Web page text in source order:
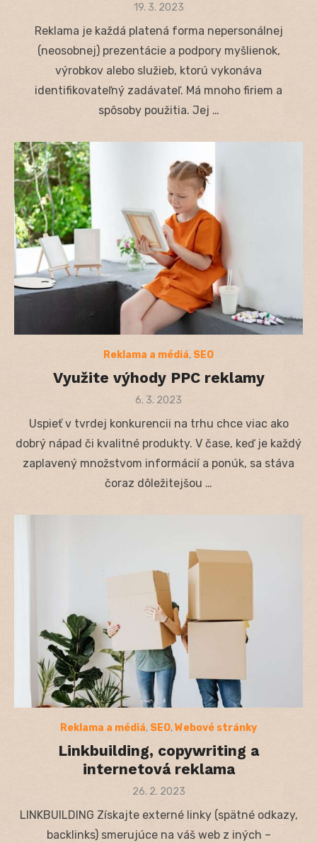
Posted
19. 3. 2023
Reklama je každá platená forma nepersonálnej
(neosobnej) prezentácie a podpory myšlienok,
výrobkov alebo služieb, ktorú vykonáva
identifikovateľný zadávateľ. Má mnoho firiem a
spôsoby použitia. Jej …
Reklama a médiá, SEO
Využite výhody PPC reklamy
Posted
6. 3. 2023
Uspieť v tvrdej konkurencii na trhu chce viac ako
dobrý nápad či kvalitné produkty. V čase, keď je každý
zaplavený množstvom informácií a ponúk, sa stáva
čoraz dôležitejšou …
Reklama a médiá, SEO,Webové stránky
Linkbuilding, copywriting a
internetová reklama
Posted
26. 2. 2023
LINKBUILDING Získajte externé linky (spätné odkazy,
backlinks) smerujúce na váš web z iných –